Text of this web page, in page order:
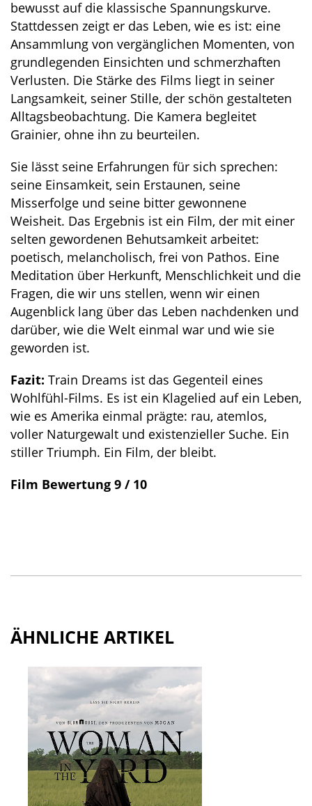
bewusst auf die klassische Spannungskurve.
Stattdessen zeigt er das Leben, wie es ist: eine
Ansammlung von vergänglichen Momenten, von
grundlegenden Einsichten und schmerzhaften
Verlusten. Die Stärke des Films liegt in seiner
Langsamkeit, seiner Stille, der schön gestalteten
Alltagsbeobachtung. Die Kamera begleitet
Grainier, ohne ihn zu beurteilen.
Sie lässt seine Erfahrungen für sich sprechen:
seine Einsamkeit, sein Erstaunen, seine
Misserfolge und seine bitter gewonnene
Weisheit. Das Ergebnis ist ein Film, der mit einer
selten gewordenen Behutsamkeit arbeitet:
poetisch, melancholisch, frei von Pathos. Eine
Meditation über Herkunft, Menschlichkeit und die
Fragen, die wir uns stellen, wenn wir einen
Augenblick lang über das Leben nachdenken und
darüber, wie die Welt einmal war und wie sie
geworden ist.
Fazit: Train Dreams ist das Gegenteil eines
Wohlfühl-Films. Es ist ein Klagelied auf ein Leben,
wie es Amerika einmal prägte: rau, atemlos,
voller Naturgewalt und existenzieller Suche. Ein
stiller Triumph. Ein Film, der bleibt.
Film Bewertung 9 / 10
ÄHNLICHE ARTIKEL